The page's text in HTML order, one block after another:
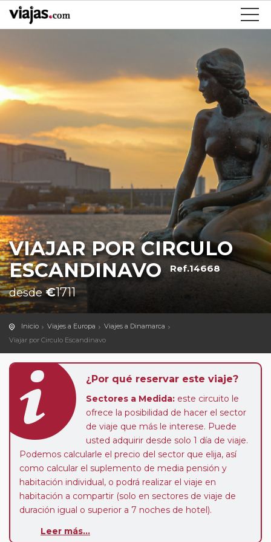
VIAJAR POR CIRCULO
ESCANDINAVO
Ref.14668
desde€1711
Inicio Viajes a Europa
Viajes a Dinamarca
Viajar por Circulo Escandinavo
¿Por qué reservar este viaje?
Sectores a Medida: este circuito le
ofrece la posibilidad de hacer el sector
de viaje que más le interese. Puede
usted adquirir desde solo 1 día de viaje.
Podemos calcularle el precio del sector que elija, así
como calcular el suplemento de media pensión y
habitación individual, o podrá realizar el viaje en
habitación a compartir (solo en sectores de viaje de
duración igual o superior a 7 noches de hotel).
de que usted pueda programar una o más paradas en
Leer más...